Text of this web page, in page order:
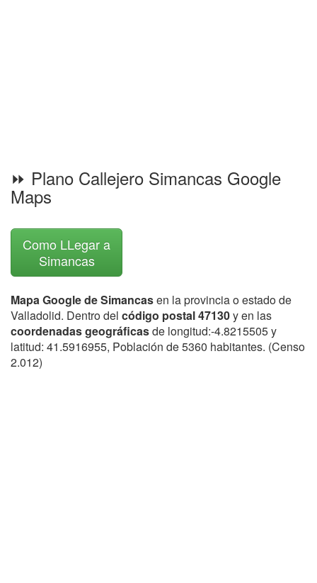
⏩ Plano Callejero Simancas Google
Maps
Como LLegar a
Simancas
Mapa Google de Simancasen la provincia o estado de
Valladolid. Dentro del código postal 47130y en las
coordenadas geográficasde longitud:-4.8215505 y
latitud: 41.5916955, Población de 5360 habitantes. (Censo
2.012)